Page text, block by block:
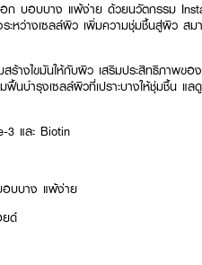
บอบบาง แพ้ง่าย ด้วยนวัตกรรม
ะหว่างเซลล์ผิว เพิ่มความชุ่มชื้นสู่ผิว ส
างไขมันให้กับผิว เสริมประสิทธิภาพข
ำรุงเซลล์ผิวที่เปราะบางให้ชุ่มชื้น แล
3 และ Biotin
อบบาง แพ้ง่าย
ยด์